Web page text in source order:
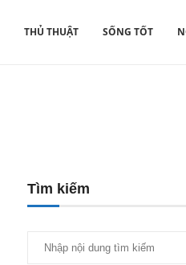
THỦ THUẬT SỐNG TỐT
Tìm kiếm